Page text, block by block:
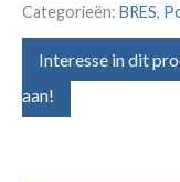
Categorieën: BRES,
Interesse in dit
aan!